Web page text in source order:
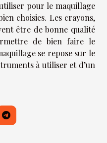
pour le maquillage
choisies. Les crayons,
être de bonne qualité
de bien faire le
se repose sur le
à utiliser et d’un